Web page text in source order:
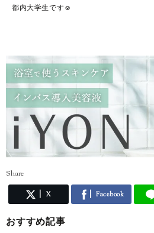
都内大学生です☺︎
Share
X Facebook
おすすめ記事